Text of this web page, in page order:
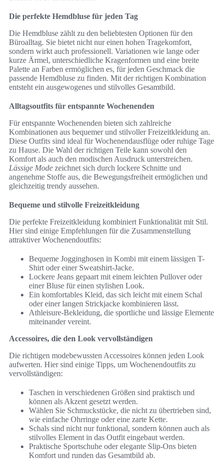
Die perfekte Hemdbluse für jeden Tag
Die Hemdbluse zählt zu den beliebtesten Optionen für den
Büroalltag. Sie bietet nicht nur einen hohen Tragekomfort,
sondern wirkt auch professionell. Variationen wie lange oder
kurze Ärmel, unterschiedliche Kragenformen und eine breite
Palette an Farben ermöglichen es, für jeden Geschmack die
passende Hemdbluse zu finden. Mit der richtigen Kombination
entsteht ein ausgewogenes und stilvolles Gesamtbild.
Alltagsoutfits für entspannte Wochenenden
Für entspannte Wochenenden bieten sich zahlreiche
Kombinationen aus bequemer und stilvoller Freizeitkleidung an.
Diese Outfits sind ideal für Wochenendausflüge oder ruhige Tage
zu Hause. Die Wahl der richtigen Teile kann sowohl den
Komfort als auch den modischen Ausdruck unterstreichen.
Lässige Mode zeichnet sich durch lockere Schnitte und
angenehme Stoffe aus, die Bewegungsfreiheit ermöglichen und
gleichzeitig trendy aussehen.
Bequeme und stilvolle Freizeitkleidung
Die perfekte Freizeitkleidung kombiniert Funktionalität mit Stil.
Hier sind einige Empfehlungen für die Zusammenstellung
attraktiver Wochenendoutfits:
Bequeme Jogginghosen in Kombi mit einem lässigen T-
Shirt oder einer Sweatshirt-Jacke.
Lockere Jeans gepaart mit einem leichten Pullover oder
einer Bluse für einen stylishen Look.
Ein komfortables Kleid, das sich leicht mit einem Schal
oder einer langen Strickjacke kombinieren lässt.
Athleisure-Bekleidung, die sportliche und lässige Elemente
miteinander vereint.
Accessoires, die den Look vervollständigen
Die richtigen modebewussten Accessoires können jeden Look
aufwerten. Hier sind einige Tipps, um Wochenendoutfits zu
vervollständigen:
Taschen in verschiedenen Größen sind praktisch und
können als Akzent gesetzt werden.
Wählen Sie Schmuckstücke, die nicht zu übertrieben sind,
wie einfache Ohrringe oder eine zarte Kette.
Schals sind nicht nur funktional, sondern können auch als
stilvolles Element in das Outfit eingebaut werden.
Praktische Sportschuhe oder elegante Slip-Ons bieten
Komfort und runden das Gesamtbild ab.